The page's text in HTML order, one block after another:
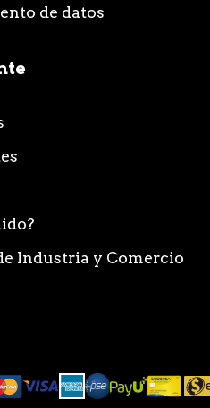
de datos
Industria y Comercio